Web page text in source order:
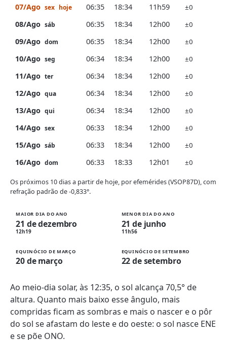
07/Ago sex hoje 06:35 18:34 11h59 ±0
08/Ago sáb 06:35 18:34 12h00 ±0
09/Ago dom 06:35 18:34 12h00 ±0
10/Ago seg 06:34 18:34 12h00 ±0
11/Ago ter 06:34 18:34 12h00 ±0
12/Ago qua 06:34 18:34 12h00 ±0
13/Ago qui 06:34 18:34 12h00 ±0
14/Ago sex 06:33 18:34 12h00 ±0
15/Ago sáb 06:33 18:34 12h00 ±0
16/Ago dom 06:33 18:33 12h01 ±0
Os próximos 10 dias a partir de hoje, por efemérides (VSOP87D), com
refração padrão de -0,833°.
MAIOR DIA DO ANO
21 de dezembro
12h19
MENOR DIA DO ANO
21 de junho
11h56
EQUINÓCIO DE MARÇO
20 de março
EQUINÓCIO DE SETEMBRO
22 de setembro
Ao meio-dia solar, às 12:35, o sol alcança 70,5° de
altura. Quanto mais baixo esse ângulo, mais
compridas ficam as sombras e mais o nascer e o pôr
do sol se afastam do leste e do oeste: o sol nasce ENE
e se põe ONO.